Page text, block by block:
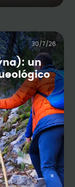
30/7/26
un